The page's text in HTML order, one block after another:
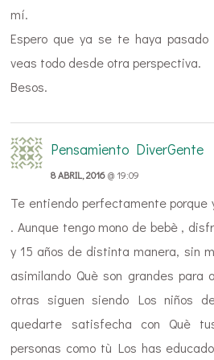
mí.
Espero que ya se te haya
veas todo desde otra perspectiva.
Besos.
Pensamiento DiverGente
8 ABRIL, 2016@ 19:09
Te entiendo perfectamente porque
. Aunque tengo mono de bebè ,
y 15 años de distinta manera, sin
asimilando Què son grandes para
otras siguen siendo Los niños
quedarte satisfecha con Què
personas como tù Los has